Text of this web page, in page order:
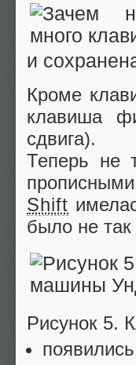
и
Кроме
клавиша
сдвига).
Теперь не
Shift
было не
Рисунок 5.